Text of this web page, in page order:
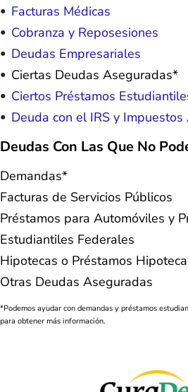
Facturas Médicas
Cobranza y Reposesiones
Deudas Empresariales
Ciertas Deudas Aseguradas*
Ciertos Préstamos
Deuda con el IRS y
Deudas Con Las Que No
Demandas*
Facturas de Servicios Públicos
Préstamos para Automóviles y
Estudiantiles Federales
Hipotecas o Préstamos
Otras Deudas Aseguradas
*Podemos ayudar con demandas y préstamos
para obtener más información.